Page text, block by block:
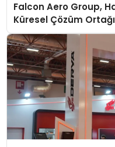
Falcon Aero Group,
Küresel Çözüm